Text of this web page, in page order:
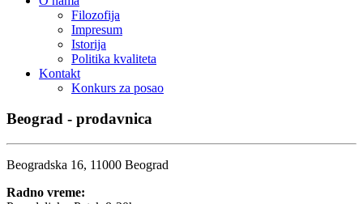
Filozofija
Impresum
Istorija
Politika kvaliteta
Kontakt
Konkurs za posao
Beograd - prodavnica
Beogradska 16, 11000 Beograd
Radno vreme: